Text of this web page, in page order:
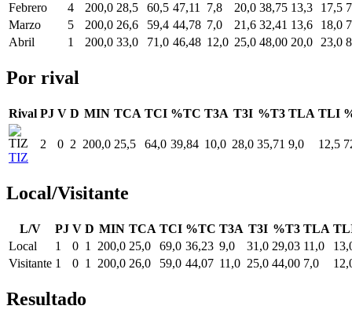
Febrero
4 200,0 28,5 60,5 47,11 7,8 20,0 38,75 13,3 17,5
Marzo
5 200,0 26,6 59,4 44,78 7,0 21,6 32,41 13,6 18,0
Abril
1 200,0 33,0 71,0 46,48 12,0 25,0 48,00 20,0 23,0
Por rival
Rival PJ V D MIN TCA TCI %TC T3A T3I %T3 TLA TLI
TIZ
2 0 2 200,0 25,5 64,0 39,84 10,0 28,0 35,71 9,0 12,5
Local/Visitante
L/V PJ V D MIN TCA TCI %TC T3A T3I %T3 TLA
Local
1 0 1 200,0 25,0 69,0 36,23 9,0 31,0 29,03 11,0
Visitante 1 0 1 200,0 26,0 59,0 44,07 11,0 25,0 44,00 7,0
Resultado